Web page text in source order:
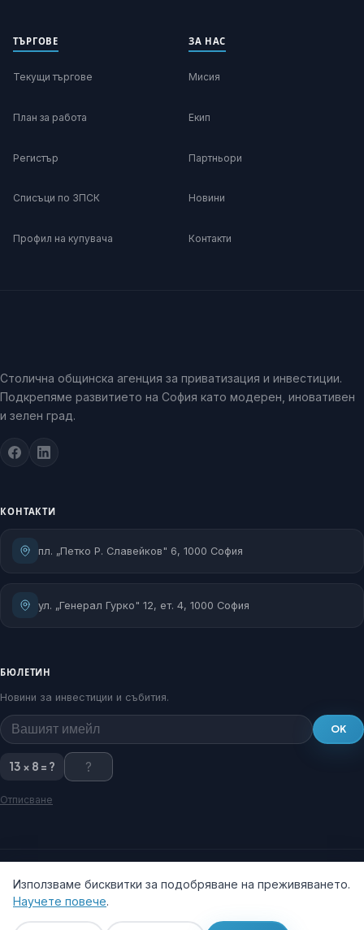
ТЪРГОВЕ
Текущи търгове
План за работа
Регистър
Списъци по ЗПСК
Профил на купувача
ЗА НАС
Мисия
Екип
Партньори
Новини
Контакти
Столична общинска агенция за приватизация и инвестиции.
Подкрепяме развитието на София като модерен, иновативен
и зелен град.
КОНТАКТИ
пл. „Петко Р. Славейков" 6, 1000 София
ул. „Генерал Гурко" 12, ет. 4, 1000 София
БЮЛЕТИН
Новини за инвестиции и събития.
OK
13 × 8 = ?
Отписване
© 2026 Столична общинска агенция за приватизация и инвестиции.
Използваме бисквитки за подобряване на преживяването.
Научете повече.